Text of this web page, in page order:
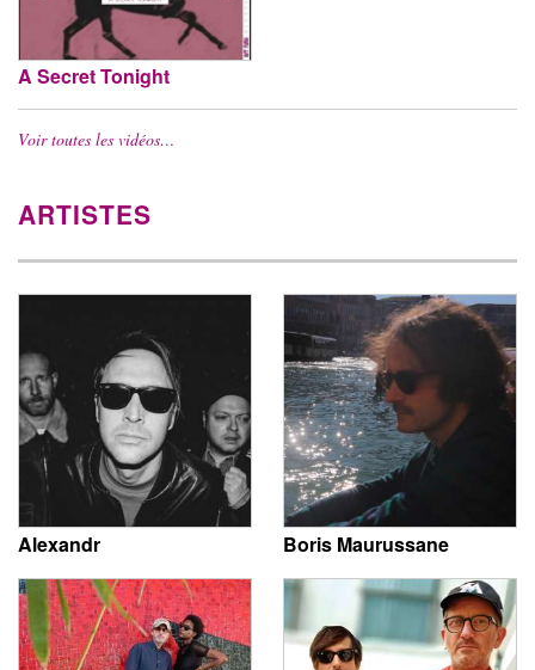
A Secret Tonight
Voir toutes les vidéos…
ARTISTES
Alexandr Boris Maurussane